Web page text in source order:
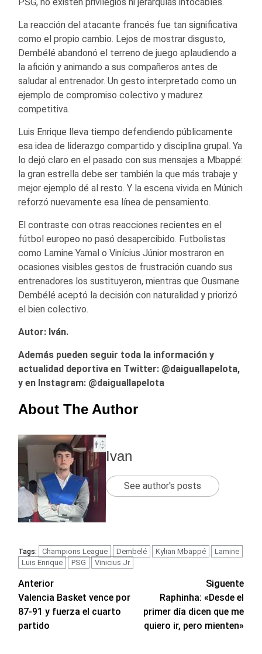
La reacción del atacante francés fue tan significativa
como el propio cambio. Lejos de mostrar disgusto,
Dembélé abandonó el terreno de juego aplaudiendo a
la afición y animando a sus compañeros antes de
saludar al entrenador. Un gesto interpretado como un
ejemplo de compromiso colectivo y madurez
competitiva.
Luis Enrique lleva tiempo defendiendo públicamente
esa idea de liderazgo compartido y disciplina grupal. Ya
lo dejó claro en el pasado con sus mensajes a Mbappé:
la gran estrella debe ser también la que más trabaje y
mejor ejemplo dé al resto. Y la escena vivida en Múnich
reforzó nuevamente esa línea de pensamiento.
El contraste con otras reacciones recientes en el
fútbol europeo no pasó desapercibido. Futbolistas
como Lamine Yamal o Vinícius Júnior mostraron en
ocasiones visibles gestos de frustración cuando sus
entrenadores los sustituyeron, mientras que Ousmane
Dembélé aceptó la decisión con naturalidad y priorizó
el bien colectivo.
Autor: Iván.
Además pueden seguir toda la información y
actualidad deportiva en Twitter: @daiguallapelota,
y en Instagram: @daiguallapelota
About The Author
Ivan
See author's posts
Tags: Champions League Dembelé Kylian Mbappé
Lamine
Luis Enrique
PSG Vinicius Jr
Navegación
de
entradas
Anterior
Valencia Basket vence por
87-91 y fuerza el cuarto
partido
Siguente
Raphinha: «Desde el
primer día dicen que me
quiero ir, pero mienten»